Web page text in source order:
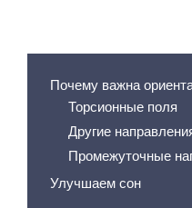
Почему важна
Торсионные поля
Другие
Промежуточные
Улучшаем сон